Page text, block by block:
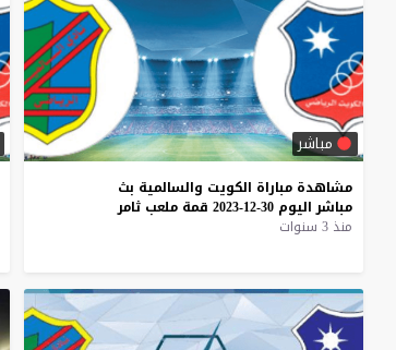
مباشر
مشاهدة مباراة الكويت والسالمية بث
مباشر اليوم 30-12-2023 قمة ملعب ثامر
منذ 3 سنوات